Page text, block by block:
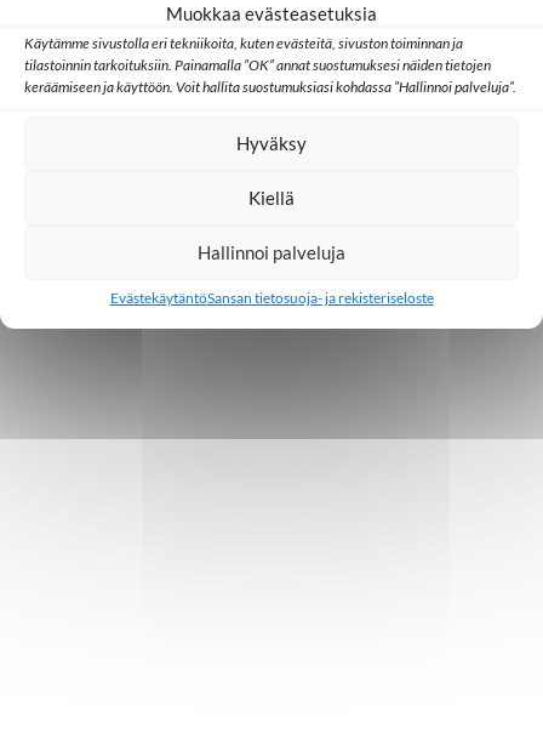
Muokkaa evästeasetuksia
Käytämme sivustolla eri tekniikoita, kuten evästeitä, sivuston toiminnan ja
tilastoinnin tarkoituksiin. Painamalla ”OK” annat suostumuksesi näiden tietojen
keräämiseen ja käyttöön. Voit hallita suostumuksiasi kohdassa ”Hallinnoi palveluja”.
Hyväksy
Kiellä
Hallinnoi palveluja
EvästekäytäntöSansan tietosuoja- ja rekisteriseloste